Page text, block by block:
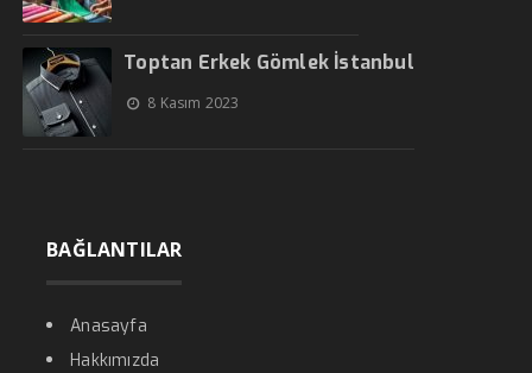
Toptan Erkek Gömlek İstanbul
8 Kasım 2023
BAĞLANTILAR
Anasayfa
Hakkımızda